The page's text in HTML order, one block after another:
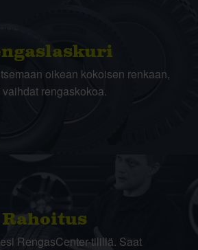
oikean kokoisen renkaan,
vaihdat rengaskokoa.
Rahoitus
RengasCenter-tilillä. Saat